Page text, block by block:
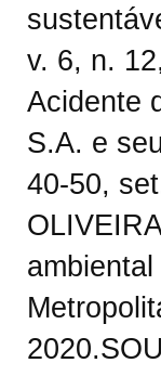
v. 6, n.
Acidente
S.A. e
40-50,